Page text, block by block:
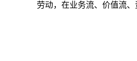
劳动，在业务流、价值流